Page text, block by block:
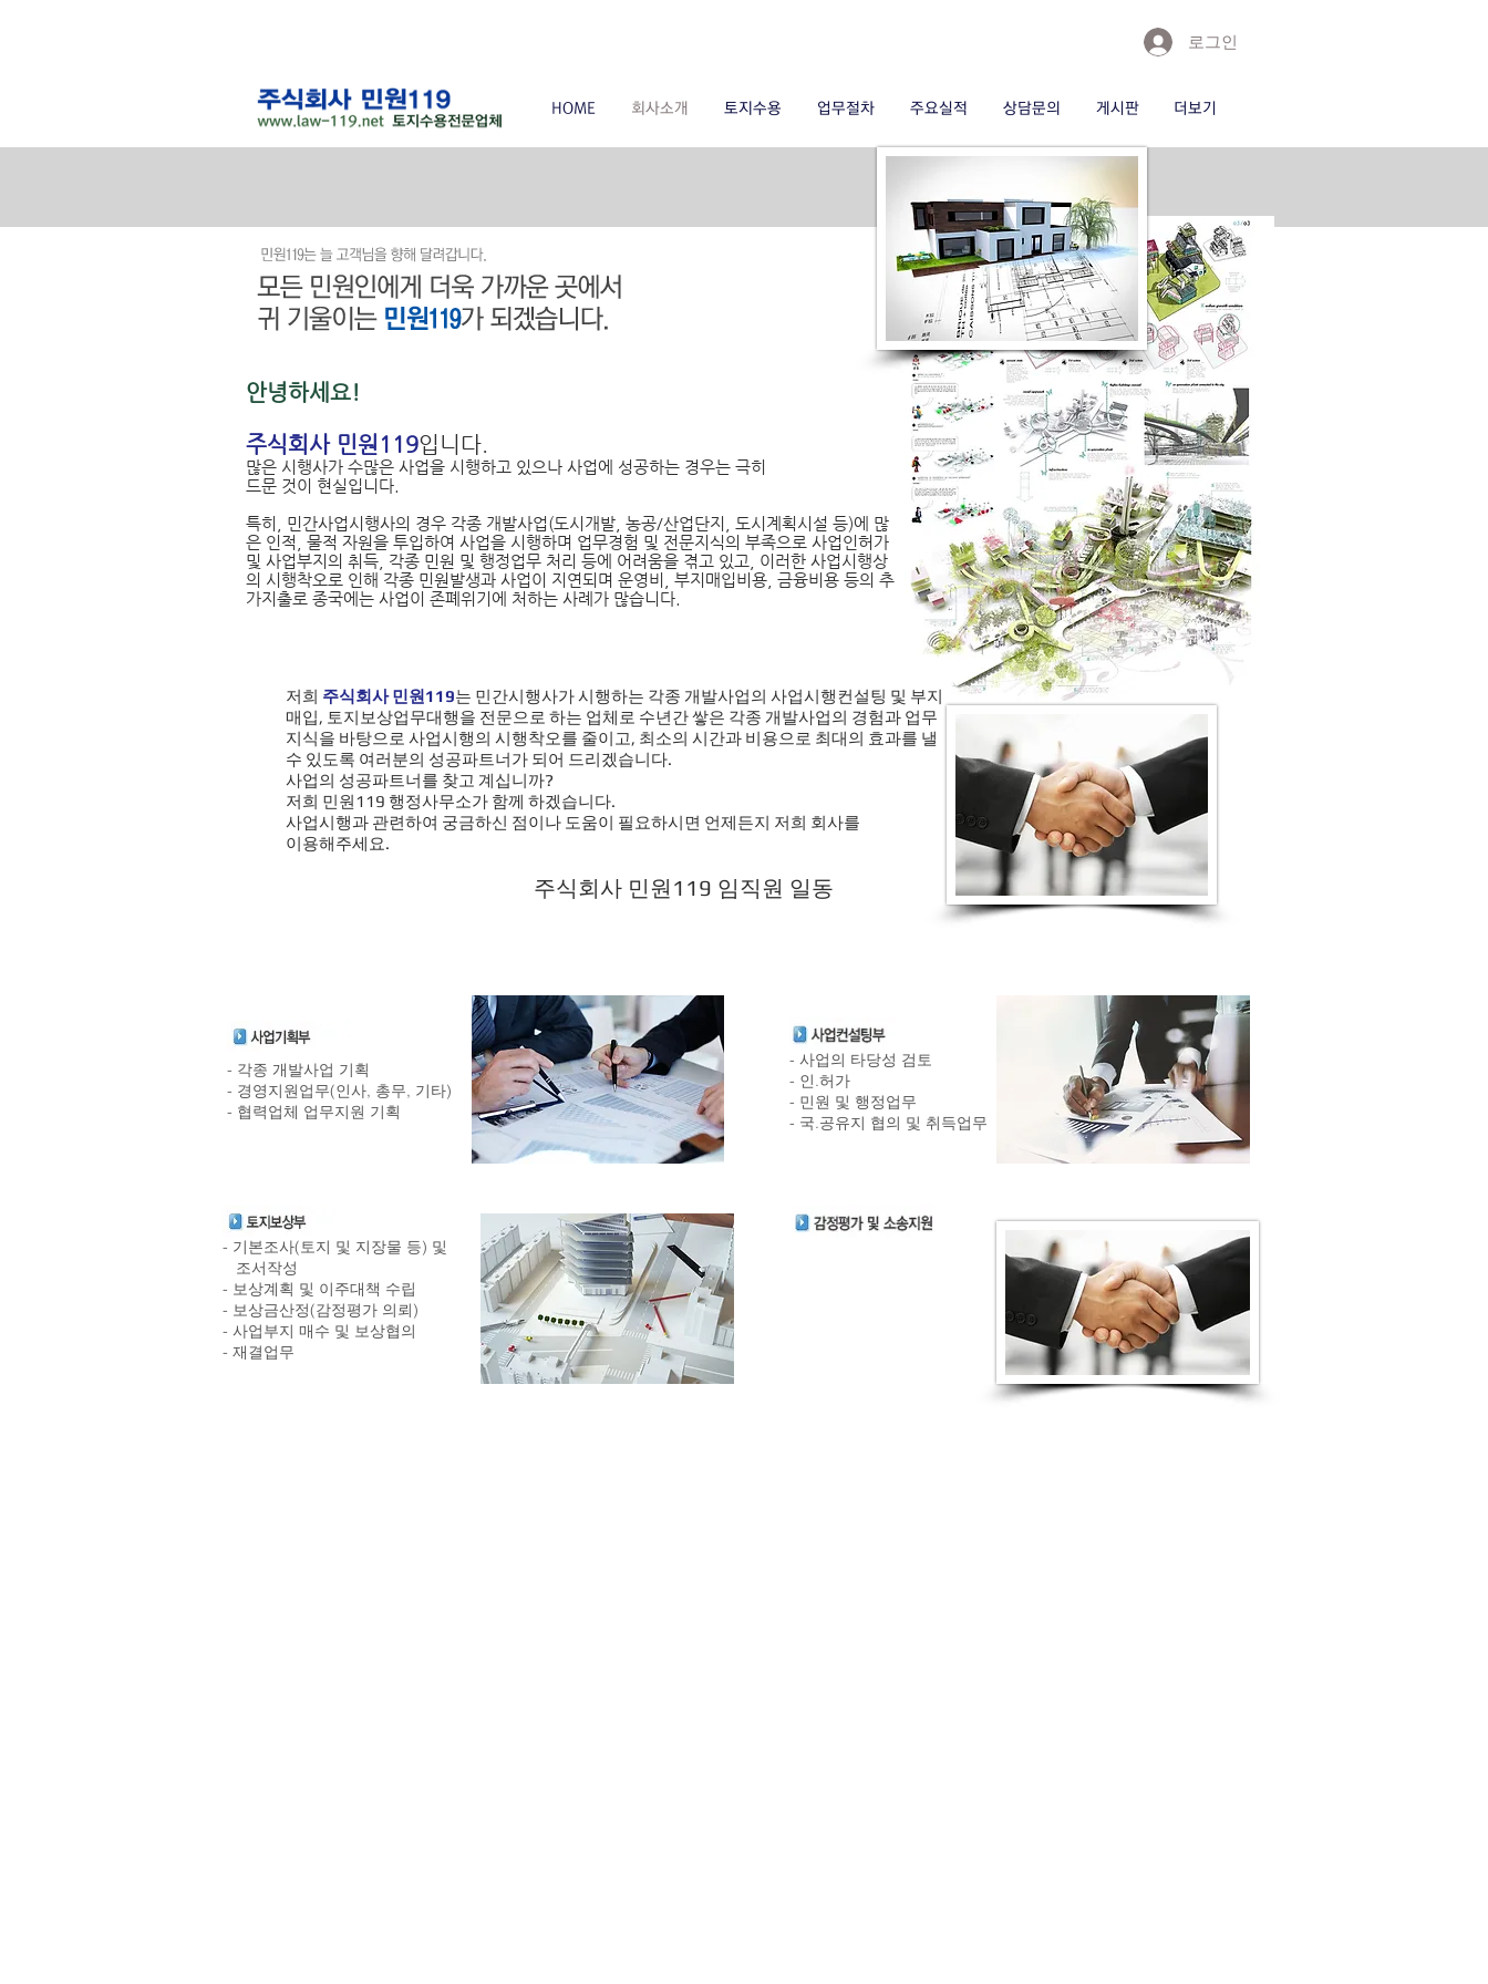
로그인
HOME 회사소개 토지수용 업무절차 주요실적 상담문의 게시판 더보기
안녕하세요!
주식회사 민원119입니다.
많은 시행사가 수많은 사업을 시행하고 있으나 사업에 성공하는 경우는 극히
드문 것이 현실입니다.
특히, 민간사업시행사의 경우 각종 개발사업(도시개발, 농공/산업단지, 도시계획시설 등)에 많
은 인적, 물적 자원을 투입하여 사업을 시행하며 업무경험 및 전문지식의 부족으로 사업인허가
및 사업부지의 취득, 각종 민원 및 행정업무 처리 등에 어려움을 겪고 있고, 이러한 사업시행상
의 시행착오로 인해 각종 민원발생과 사업이 지연되며 운영비, 부지매입비용, 금융비용 등의 추
가지출로 종국에는 사업이 존폐위기에 처하는 사례가 많습니다.
저희 주식회사 민원119는 민간시행사가 시행하는 각종 개발사업의 사업시행컨설팅 및 부지
매입, 토지보상업무대행을 전문으로 하는 업체로 수년간 쌓은 각종 개발사업의 경험과 업무
지식을 바탕으로 사업시행의 시행착오를 줄이고, 최소의 시간과 비용으로 최대의 효과를 낼
수 있도록 여러분의 성공파트너가 되어 드리겠습니다.
사업의 성공파트너를 찾고 계십니까?
저희 민원119 행정사무소가 함께 하겠습니다.
사업시행과 관련하여 궁금하신 점이나 도움이 필요하시면 언제든지 저희 회사를
이용해주세요.
주식회사 민원119 임직원 일동
- 각종 개발사업 기획
- 경영지원업무(인사, 총무, 기타)
- 협력업체 업무지원 기획
- 사업의 타당성 검토
- 인.허가
- 민원 및 행정업무
- 국.공유지 협의 및 취득업무
- 기본조사(토지 및 지장물 등) 및
조서작성
- 보상계획 및 이주대책 수립
- 보상금산정(감정평가 의뢰)
- 사업부지 매수 및 보상협의
- 재결업무